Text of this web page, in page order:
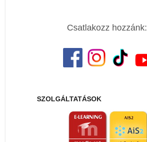
Csatlakozz hozzánk:
SZOLGÁLTATÁSOK